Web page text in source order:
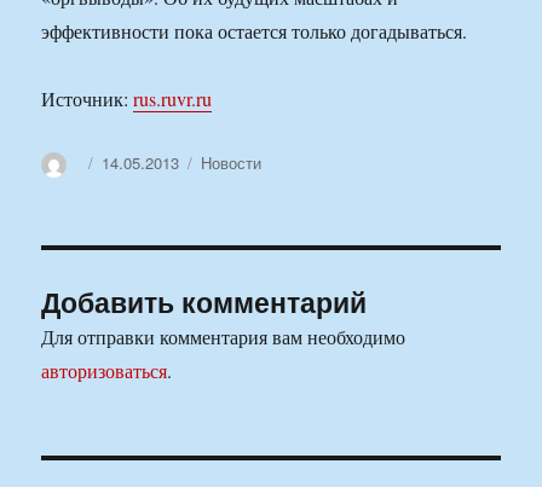
эффективности пока остается только догадываться.
Источник:rus.ruvr.ru
АвторОпубликовано
14.05.2013 Рубрики
Новости
Добавить комментарий
Для отправки комментария вам необходимо
авторизоваться.